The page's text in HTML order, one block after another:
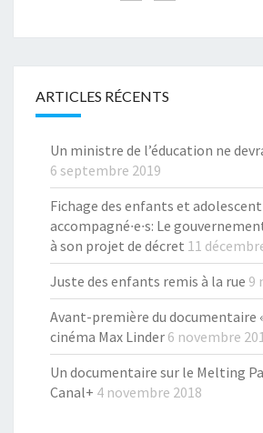
ARTICLES RÉCENTS
Un ministre de l’éducation ne
6 septembre 2019
Fichage des enfants et
accompagné∙e∙s: Le
à son projet de décret 11
Juste des enfants remis à la rue 9
Avant-première du documentaire
cinéma Max Linder 6 novembre
Un documentaire sur le Melting
Canal+ 4 novembre 2018